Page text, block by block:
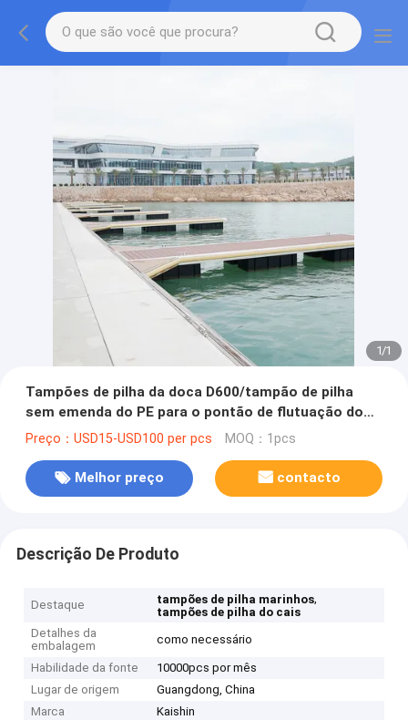
1/1
Tampões de pilha da doca D600/tampão de pilha
sem emenda do PE para o pontão de flutuação do
guia de pilha
Preço：USD15-USD100 per pcs MOQ：1pcs
Melhor preço contacto
Descrição De Produto
Destaque tampões de pilha marinhos,
tampões de pilha do cais
Detalhes da
embalagem
como necessário
Habilidade da fonte
10000pcs por mês
Lugar de origem
Guangdong, China
Marca
Kaishin